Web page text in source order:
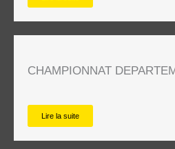
CHAMPIONNAT
Lire la suite